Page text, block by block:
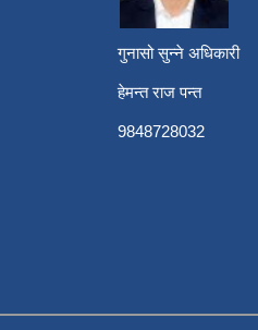
गुनासो सुन्ने अधिकारी
हेमन्त राज पन्त
9848728032